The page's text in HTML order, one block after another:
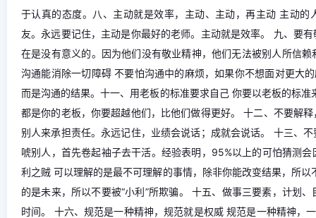
于认真的态度。八、主动就是效率，主动、主动，再主动 主动
友。永远要记住，主动是你最好的老师。主动就是效率。 九、要
在是没有意义的。因为他们没有敬业精神，他们无法被别人所信
沟通能消除一切障碍 不要怕沟通中的麻烦，如果你不想面对更大
而是沟通的结果。十一、用老板的标准要求自己 你要以老板的标
都是你的老板，你要超越他们，比他们做得更好。 十二、不要解
别人来承担责任。永远记住，业绩会说话；成就会说话。 十三、
唬别人，首先卷起袖子去干活。经验表明，95%以上的可怕猜测
利之贼 可以理解的是最不可理解的事情，除非你能改变结果，所
的是未来，所以不要被“小利”所欺骗。 十五、做事三要素，计划
时间。 十六、规范是一种精神，规范就是权威 规范是一种精神，